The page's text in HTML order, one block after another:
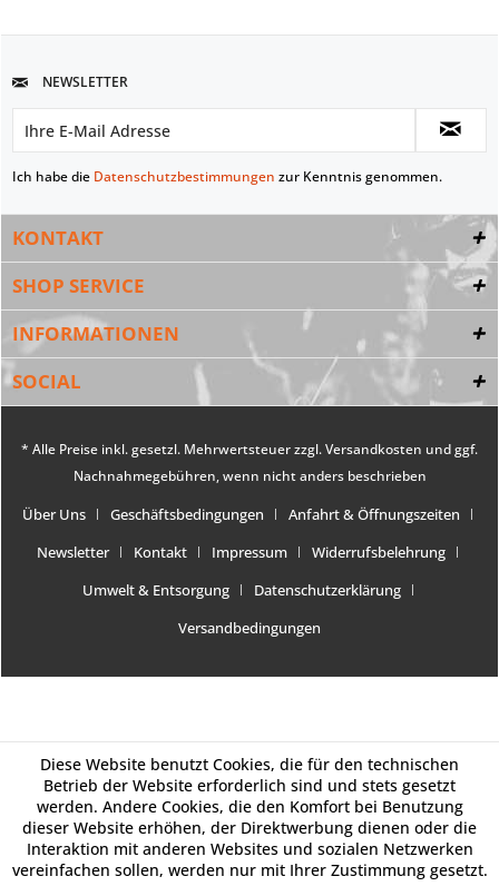
NEWSLETTER
Ich habe die Datenschutzbestimmungen zur Kenntnis genommen.
KONTAKT
SHOP SERVICE
INFORMATIONEN
SOCIAL
* Alle Preise inkl. gesetzl. Mehrwertsteuer zzgl.Versandkosten und ggf.
Nachnahmegebühren, wenn nicht anders beschrieben
Über Uns Geschäftsbedingungen
Anfahrt & Öffnungszeiten
Newsletter
Kontakt Impressum
Widerrufsbelehrung
Umwelt & Entsorgung
Datenschutzerklärung
Versandbedingungen
Diese Website benutzt Cookies, die für den technischen
Betrieb der Website erforderlich sind und stets gesetzt
werden. Andere Cookies, die den Komfort bei Benutzung
dieser Website erhöhen, der Direktwerbung dienen oder die
Interaktion mit anderen Websites und sozialen Netzwerken
vereinfachen sollen, werden nur mit Ihrer Zustimmung gesetzt.